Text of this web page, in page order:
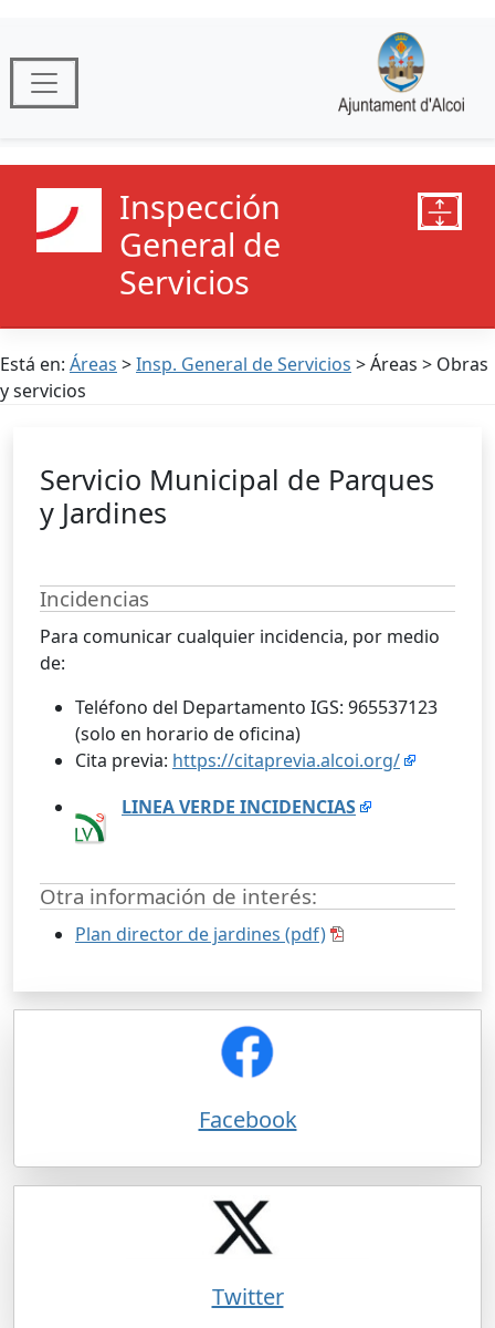
Inspección
General de
Servicios
Está en: Áreas >Insp. General de Servicios > Áreas > Obras
y servicios
Servicio Municipal de Parques
y Jardines
Incidencias
Para comunicar cualquier incidencia, por medio
de:
Teléfono del Departamento IGS: 965537123
(solo en horario de oficina)
Cita previa: https://citaprevia.alcoi.org/
LINEA VERDE INCIDENCIAS
Otra información de interés:
Plan director de jardines (pdf)
Facebook
Twitter